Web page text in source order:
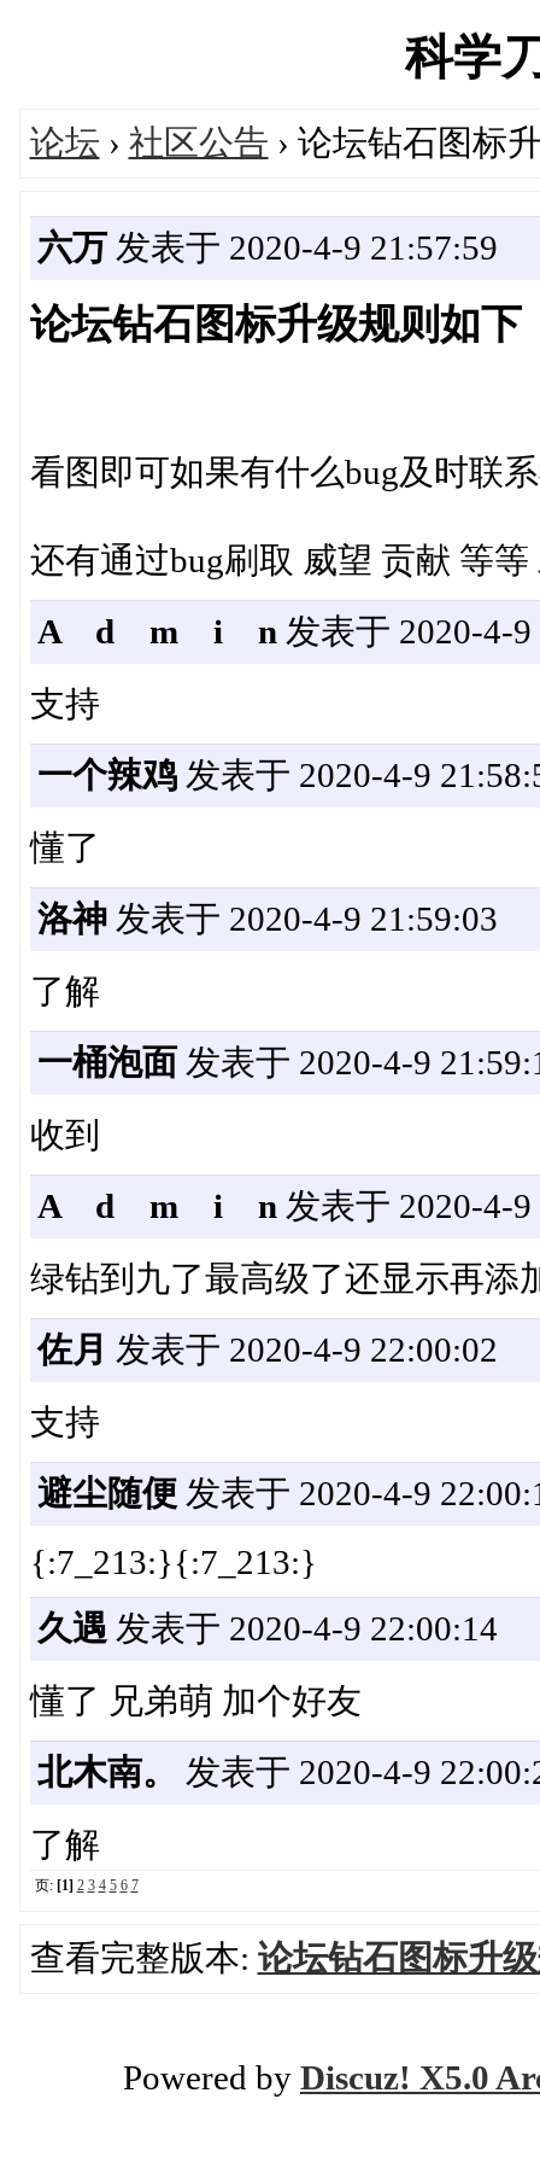
科学
论坛 › 社区公告 › 论坛钻石图标
六万发表于 2020-4-9 21:57:59
论坛钻石图标升级规则如下
看图即可如果有什么bug及时联
还有通过bug刷取 威望 贡献 等
A d m i n 发表于 2020-4-9
支持
一个辣鸡发表于 2020-4-9
懂了
洛神发表于 2020-4-9 21:59:03
了解
一桶泡面发表于 2020-4-9
收到
A d m i n 发表于 2020-4-9
绿钻到九了最高级了还显示再添
佐月 发表于 2020-4-9 22:00:02
支持
避尘随便发表于 2020-4-9
{:7_213:}{:7_213:}
久遇 发表于 2020-4-9 22:00:14
懂了 兄弟萌 加个好友
北木南。
发表于 2020-4-9
了解
页: [1] 2 3 4 5 6 7
查看完整版本: 论坛钻石图标升
Powered by Discuz! X5.0